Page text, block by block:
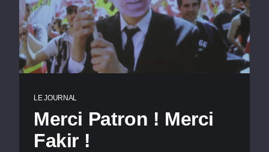
LE JOURNAL
Merci Patron ! Merci
Fakir !